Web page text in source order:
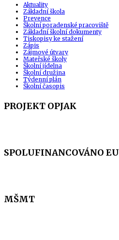
Aktuality
Základní škola
Prevence
Školní poradenské pracoviště
Základní školní dokumenty
Tiskopisy ke stažení
Zápis
Zájmové útvary
Mateřské školy
Školní jídelna
Školní družina
Týdenní plán
Školní časopis
PROJEKT OPJAK
SPOLUFINANCOVÁNO EU
MŠMT